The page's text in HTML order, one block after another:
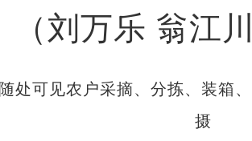
（刘万乐 翁江